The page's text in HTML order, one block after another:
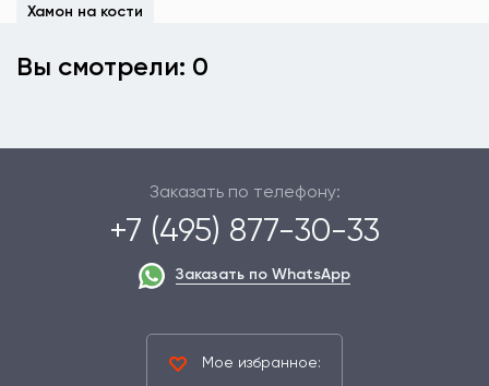
Хамон на кости
Вы смотрели: 0
Заказать по телефону:
+7 (495) 877-30-33
Заказать по WhatsApp
Мое избранное: